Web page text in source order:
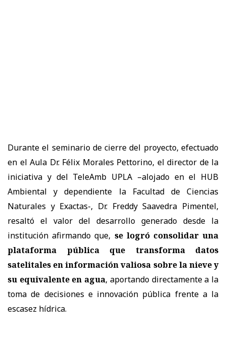
Durante el seminario de cierre del proyecto, efectuado
en el Aula Dr. Félix Morales Pettorino, el director de la
iniciativa y del TeleAmb UPLA –alojado en el HUB
Ambiental y dependiente la Facultad de Ciencias
Naturales y Exactas-, Dr. Freddy Saavedra Pimentel,
resaltó el valor del desarrollo generado desde la
institución afirmando que, se logró consolidar una
plataforma pública que transforma datos
satelitales en información valiosa sobre la nieve y
su equivalente en agua, aportando directamente a la
toma de decisiones e innovación pública frente a la
escasez hídrica.